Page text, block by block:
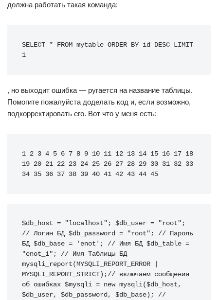
должна работать такая команда:
SELECT *
1
, но выходит ошибка — ругается на название таблицы.
Помогите пожалуйста доделать код и, если возможно,
подкорректировать его. Вот что у меня есть:
1 2 3 4 5 6 7 8 9 10 11 12 13 14 15 16 17 18
19 20 21 22 23 24 25 26 27 28 29 30 31 32 33
34 35 36 37 38 39 40 41 42 43 44 45
$db_host = "localhost" ; $db_user = "root" ;
// Логин БД $db_password = "root" ;
// Пароль
БД $db_base = 'enot' ; // Имя БД $db_table =
"enot_1" ;
// Имя Таблицы БД
mysqli_report ( MYSQLI_REPORT_ERROR
MYSQLI_REPORT_STRICT ) ; // включаем сообщения
об ошибках $mysqli = new mysqli( $db_host ,
$db_user, $db_password, $db_base ) ;
//